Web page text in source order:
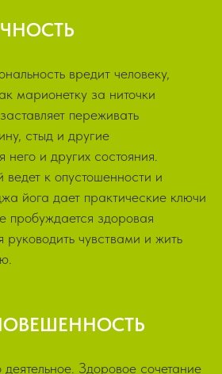
вредит человеку,
марионетку за ниточки
переживать
стыд и другие
и других состояния.
к опустошенности и
йога дает практические ключи
пробуждается здоровая
руководить чувствами и жить
Здоровое сочетание